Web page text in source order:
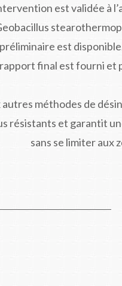
est validée à
est
final est fourni et
méthodes de
résistants et garantit
sans se limiter aux